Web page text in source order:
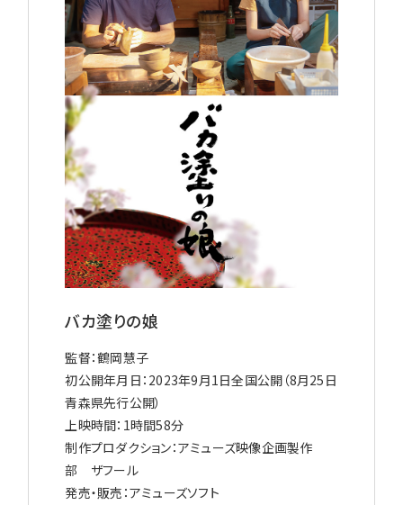
バカ塗りの娘
監督：鶴岡慧子
初公開年月日：2023年9月1日全国公開（8月25日
青森県先行公開）
上映時間：1時間58分
制作プロダクション：アミューズ映像企画製作
部 ザフール
発売・販売：アミューズソフト